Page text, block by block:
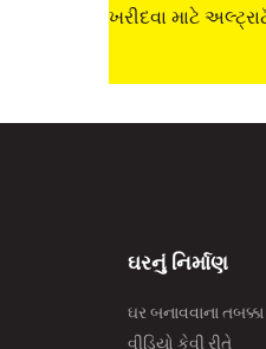
ખરીદવા માટે
ઘરનું નિર્માણ
ઘર બનાવવાના તબક્કા
વીડિયો કેવી રીતે